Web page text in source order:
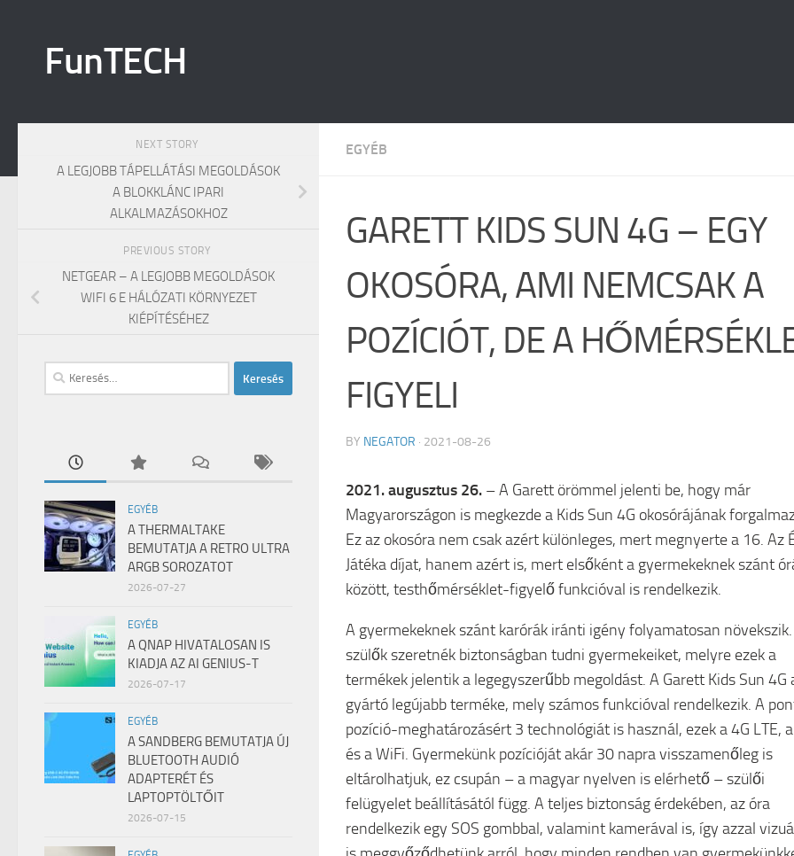
FunTECH
EGYÉB
GARETT KIDS SUN 4G – EGY
OKOSÓRA, AMI NEMCSAK A
POZÍCIÓT, DE A
FIGYELI
BY NEGATOR · 2021-08-26
2021. augusztus 26. – A Garett örömmel jelenti be, hogy már
Magyarországon is megkezde a Kids Sun 4G okosórájának
Ez az okosóra nem csak azért különleges, mert megnyerte a 16. Az
Játéka díjat, hanem azért is, mert elsőként a gyermekeknek szánt
között, testhőmérséklet-figyelő funkcióval is rendelkezik.
A gyermekeknek szánt karórák iránti igény folyamatosan
szülők szeretnék biztonságban tudni gyermekeiket, melyre ezek a
termékek jelentik a legegyszerűbb megoldást. A Garett Kids Sun 4G
gyártó legújabb terméke, mely számos funkcióval rendelkezik. A
pozíció-meghatározásért 3 technológiát is használ, ezek a 4G LTE,
és a WiFi. Gyermekünk pozícióját akár 30 napra visszamenőleg is
eltárolhatjuk, ez csupán – a magyar nyelven is elérhető – szülői
felügyelet beállításától függ. A teljes biztonság érdekében, az óra
rendelkezik egy SOS gombbal, valamint kamerával is, így azzal
NEXT STORY
A LEGJOBB TÁPELLÁTÁSI MEGOLDÁSOK
A BLOKKLÁNC IPARI
ALKALMAZÁSOKHOZ
PREVIOUS STORY
NETGEAR – A LEGJOBB MEGOLDÁSOK
WIFI 6 E HÁLÓZATI KÖRNYEZET
KIÉPÍTÉSÉHEZ
Keresés:
EGYÉB
A THERMALTAKE
BEMUTATJA A RETRO ULTRA
ARGB SOROZATOT
2026-07-27
EGYÉB
A QNAP HIVATALOSAN IS
KIADJA AZ AI GENIUS-T
2026-07-17
EGYÉB
A SANDBERG BEMUTATJA ÚJ
BLUETOOTH AUDIÓ
ADAPTERÉT ÉS
LAPTOPTÖLTŐIT
2026-07-15